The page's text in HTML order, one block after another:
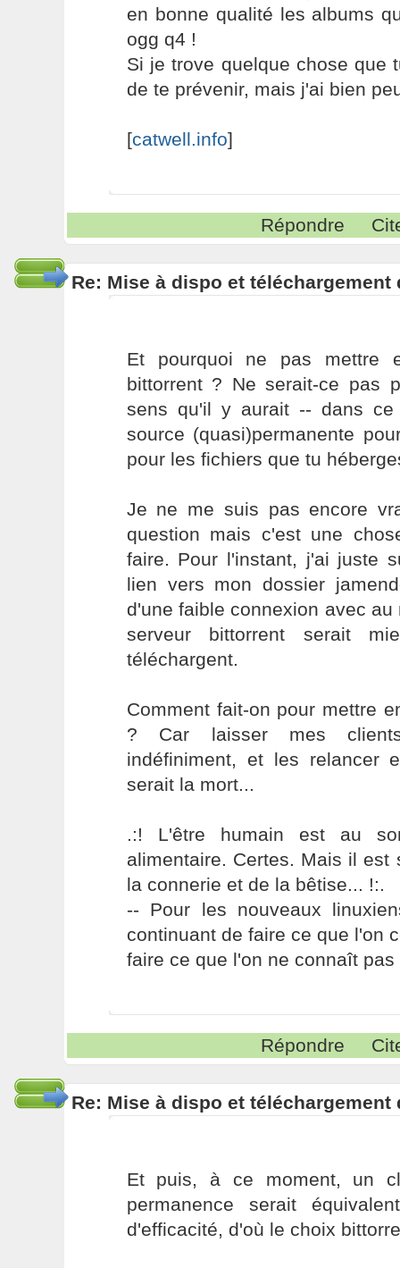
en bonne qualité les albums
ogg q4 !
Si je trove quelque chose que
de te prévenir, mais j'ai bien
[catwell.info]
Répondre
Re: Mise à dispo et
Et pourquoi ne pas mettre
bittorrent ? Ne serait-ce pas
sens qu'il y aurait -- dans
source (quasi)permanente
pour les fichiers que tu
Je ne me suis pas encore
question mais c'est une
faire. Pour l'instant, j'ai juste
lien vers mon dossier
d'une faible connexion avec
serveur bittorrent serait
téléchargent.
Comment fait-on pour mettre
? Car laisser mes
indéfiniment, et les relancer
serait la mort...
.:! L'être humain est au
alimentaire. Certes. Mais il est
la connerie et de la bêtise... !:.
-- Pour les nouveaux
continuant de faire ce que l'on
faire ce que l'on ne connaît pas
Répondre
Re: Mise à dispo et
Et puis, à ce moment, un
permanence serait
d'efficacité, d'où le choix